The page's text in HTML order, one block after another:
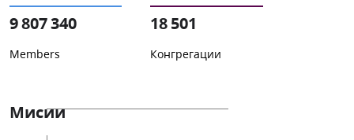
9 807 340
Members
18 501
Конгрегации
Мисии